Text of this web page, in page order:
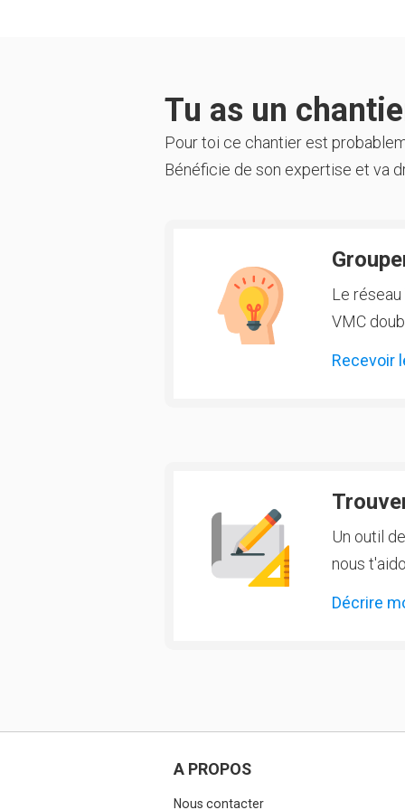
Tu as un
Pour toi ce chantier est
Bénéficie de son expertise et va
Le
VMC
Recevoir
Un outil
nous
Décrire
A PROPOS
Nous contacter